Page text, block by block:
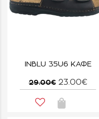
INBLU 35U6 ΚΑΦΕ
29.00€ 23.00€